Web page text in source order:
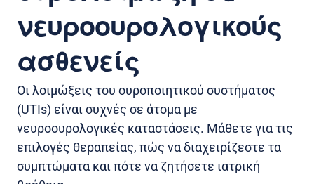
νευροουρολογικούς
ασθενείς
Οι λοιμώξεις του ουροποιητικού συστήματος
(UTIs) είναι συχνές σε άτομα με
νευροουρολογικές καταστάσεις. Μάθετε για τις
επιλογές θεραπείας, πώς να διαχειρίζεστε τα
συμπτώματα και πότε να ζητήσετε ιατρική